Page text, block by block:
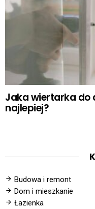
Jaka wiertarka do
najlepiej?
Budowa i remont
Dom i mieszkanie
Łazienka